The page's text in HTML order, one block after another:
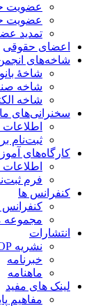
عضویت
عضویت
تمدید
اعضای حقوقی
شاخه‌های
شاخۀ
شاخه
شاخه‌
سخنرانی‌های
ثبت‌نام
کارگاه‌های
اطلاعات
فرم
کنفرانس ها
کنفرانس
مجموعه
انتشارات
نشریه IJOP
خبرنامه
ماهنامه
لینک های مفید
مفاهیم